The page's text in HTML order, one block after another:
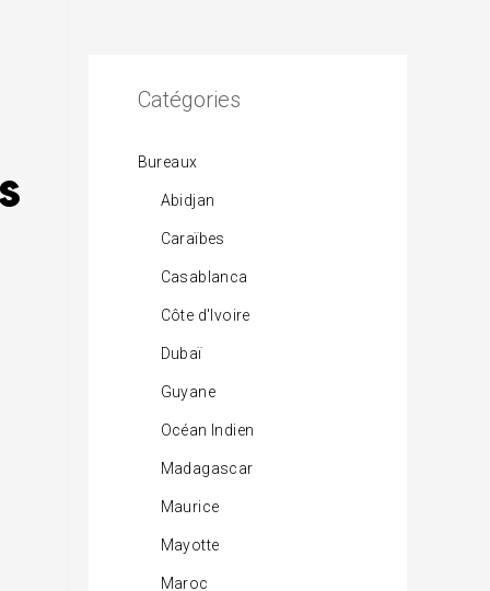
Catégories
Bureaux
Abidjan
Caraïbes
Casablanca
Côte d'Ivoire
Dubaï
Guyane
Océan Indien
Madagascar
Maurice
Mayotte
Maroc